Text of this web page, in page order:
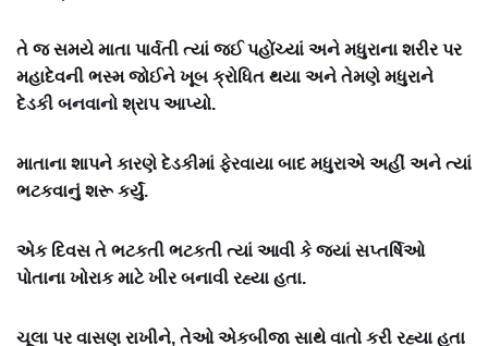
તે જ સમયે માતા પાર્વતી ત્યાં જઈ પહોંચ્યાં અને મધુરાના શરીર પર
મહાદેવની ભસ્મ જોઈને ખૂબ ક્રોધિત થયા અને તેમણે મધુરાને
દેડકી બનવાનો શ્રાપ આપ્યો.
માતાના શાપને કારણે દેડકીમાં ફેરવાયા બાદ મધુરાએ અહીં અને ત્યાં
ભટકવાનું શરૂ કર્યું.
એક દિવસ તે ભટકતી ભટકતી ત્યાં આવી કે જ્યાં સપ્તર્ષિઓ
પોતાના ખોરાક માટે ખીર બનાવી રહ્યા હતા.
ચૂલા પર વાસણ રાખીને, તેઓ એકબીજા સાથે વાતો કરી રહ્યા હતા